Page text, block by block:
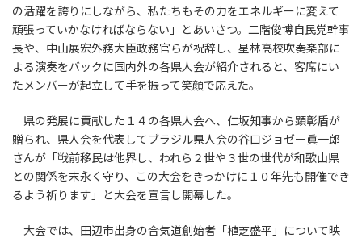
の活躍を誇りにしながら、私たちもその力をエネルギーに変えて
頑張っていかなければならない」とあいさつ。二階俊博自民党幹事
長や、中山展宏外務大臣政務官らが祝辞し、星林高校吹奏楽部に
よる演奏をバックに国内外の各県人会が紹介されると、客席にい
たメンバーが起立して手を振って笑顔で応えた。
県の発展に貢献した１４の各県人会へ、仁坂知事から顕彰盾が
贈られ、県人会を代表してブラジル県人会の谷口ジョゼー眞一郎
さんが「戦前移民は他界し、われら２世や３世の世代が和歌山県
との関係を末永く守り、この大会をきっかけに１０年先も開催でき
るよう祈ります」と大会を宣言し開幕した。
大会では、田辺市出身の合気道創始者「植芝盛平」について映